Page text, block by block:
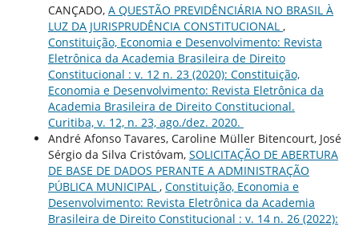
CANÇADO, A QUESTÃO PREVIDÊNCIÁRIA NO BRASIL À
LUZ DA JURISPRUDÊNCIA CONSTITUCIONAL ,
Constituição, Economia e Desenvolvimento: Revista
Eletrônica da Academia Brasileira de Direito
Constitucional : v. 12 n. 23 (2020): Constituição,
Economia e Desenvolvimento: Revista Eletrônica da
Academia Brasileira de Direito Constitucional.
Curitiba, v. 12, n. 23, ago./dez. 2020.
André Afonso Tavares, Caroline Müller Bitencourt, José
Sérgio da Silva Cristóvam, SOLICITAÇÃO DE ABERTURA
DE BASE DE DADOS PERANTE A ADMINISTRAÇÃO
PÚBLICA MUNICIPAL , Constituição, Economia e
Desenvolvimento: Revista Eletrônica da Academia
Brasileira de Direito Constitucional : v. 14 n. 26 (2022):